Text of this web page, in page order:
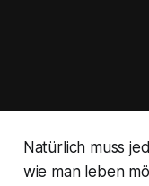
Natürlich muss
wie man leben